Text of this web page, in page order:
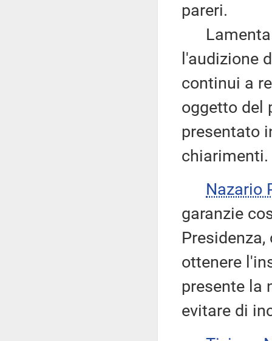
pareri.
Lamenta
l'audizione
continui a
oggetto del
presentato
chiarimenti.
Nazario
garanzie
ottenere
presente la
evitare di